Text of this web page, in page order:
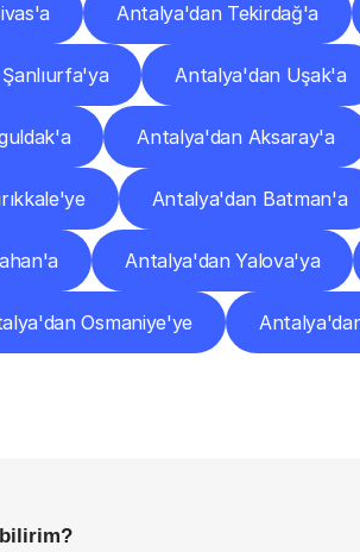
Antalya'dan Tekirdağ'a
Antalya'dan Uşak'a
Antalya'dan Aksaray'a
Antalya'dan Batman'a
Antalya'dan Yalova'ya
Osmaniye'ye